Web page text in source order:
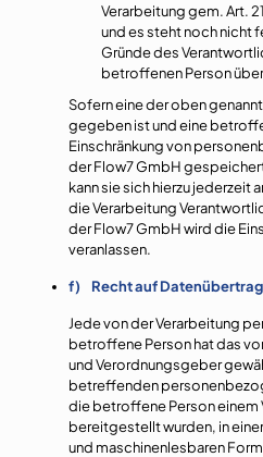
Verarbeitung gem. Art.
und es steht noch nicht
Gründe des
betroffenen Person
Sofern eine der oben
gegeben ist und eine
Einschränkung von
der Flow7 GmbH
kann sie sich hierzu jederzeit
die Verarbeitung
der Flow7 GmbH wird die
veranlassen.
f) Recht auf
Jede von der Verarbeitung
betroffene Person hat das
und Verordnungsgeber
betreffenden
die betroffene Person einem
bereitgestellt wurden, in
und maschinenlesbaren